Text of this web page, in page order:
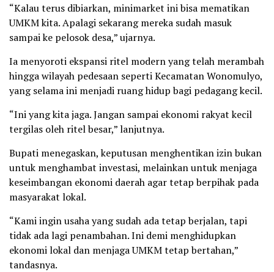
“Kalau terus dibiarkan, minimarket ini bisa mematikan
UMKM kita. Apalagi sekarang mereka sudah masuk
sampai ke pelosok desa,” ujarnya.
Ia menyoroti ekspansi ritel modern yang telah merambah
hingga wilayah pedesaan seperti Kecamatan Wonomulyo,
yang selama ini menjadi ruang hidup bagi pedagang kecil.
“Ini yang kita jaga. Jangan sampai ekonomi rakyat kecil
tergilas oleh ritel besar,” lanjutnya.
Bupati menegaskan, keputusan menghentikan izin bukan
untuk menghambat investasi, melainkan untuk menjaga
keseimbangan ekonomi daerah agar tetap berpihak pada
masyarakat lokal.
“Kami ingin usaha yang sudah ada tetap berjalan, tapi
tidak ada lagi penambahan. Ini demi menghidupkan
ekonomi lokal dan menjaga UMKM tetap bertahan,”
tandasnya.